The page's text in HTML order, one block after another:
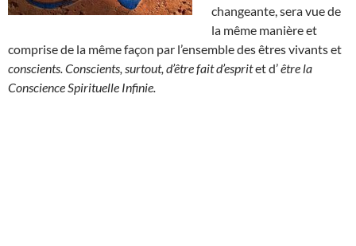
changeante, sera vue de
la même manière et
comprise de la même façon par l’ensemble des êtres vivants et
conscients. Conscients, surtout, d’être fait d’espritet d’être la
Conscience Spirituelle Infinie.